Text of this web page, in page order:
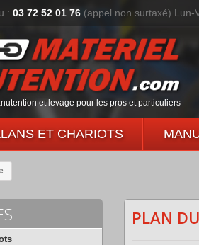
: 03 72 52 01 76 (appel non surtaxé) Lun-
et levage pour les pros et particuliers
ET CHARIOTS
PLAN